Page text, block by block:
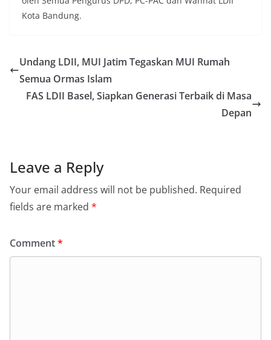
Kota Bandung.
Undang LDII, MUI Jatim Tegaskan MUI Rumah
Semua Ormas Islam
FAS LDII Basel, Siapkan Generasi Terbaik di Masa
Depan
Leave a Reply
Your email address will not be published. Required
fields are marked *
Comment*